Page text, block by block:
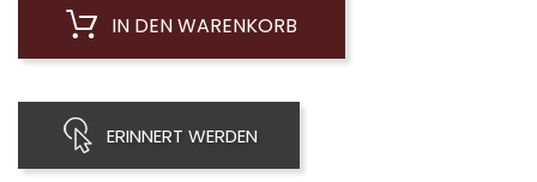
IN DEN WARENKORB
ERINNERT WERDEN